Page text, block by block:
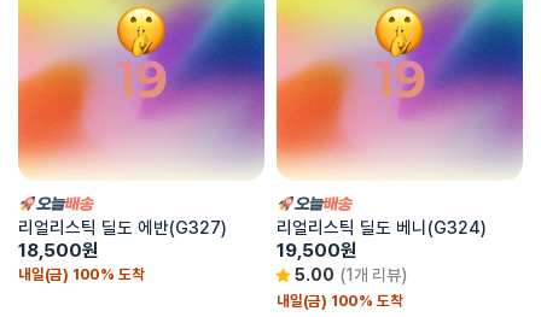
내일(금) 100% 도착
리얼리스틱 딜도 에반(G327)
18,500원
내일(금) 100% 도착
리얼리스틱 딜도 베니(G324)
19,500원
5.00 (1개 리뷰)